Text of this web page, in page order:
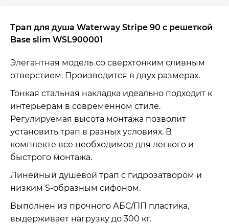
Трап для душа Waterway Stripe 90 с решеткой
Base slim WSL900001
Элегантная модель со сверхтонким сливным
отверстием. Производится в двух размерах.
Тонкая стальная накладка идеально подходит к
интерьерам в современном стиле.
Регулируемая высота монтажа позволит
установить трап в разных условиях. В
комплекте все необходимое для легкого и
быстрого монтажа.
Линейный душевой трап с гидрозатвором и
низким S-образным сифоном.
Выполнен из прочного АБС/ПП пластика,
выдерживает нагрузку до 300 кг.